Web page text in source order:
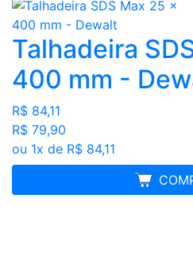
Talhadeira
400 mm -
R$ 84,11
R$ 79,90
ou 1x de R$ 84,11
MELHOR